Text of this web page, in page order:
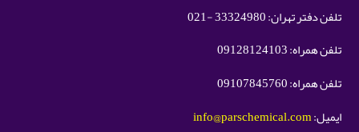
تلفن دفتر تهران: 33324980 -021
تلفن همراه: 09128124103
تلفن همراه: 09107845760
ایمیل:info@parschemical.com